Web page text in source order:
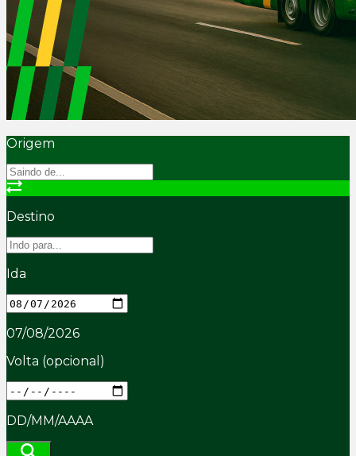
Origem
Destino
Ida
07/08/2026
Volta (opcional)
DD/MM/AAAA